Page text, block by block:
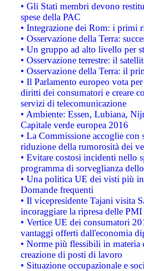
• Gli Stati membri devono
spese della PAC
• Integrazione dei Rom: i primi
• Osservazione della Terra:
• Un gruppo ad alto livello per
• Osservazione terrestre: il
• Osservazione della Terra: il
• Il Parlamento europeo vota
diritti dei consumatori e creare
servizi di telecomunicazione
• Ambiente: Essen, Lubiana,
Capitale verde europea 2016
• La Commissione accoglie
riduzione della rumorosità dei
• Evitare costosi incidenti nello
programma di sorveglianza
• Una politica UE dei visti più
Domande frequenti
• Il vicepresidente Tajani visita
incoraggiare la ripresa delle
• Vertice UE dei consumatori
vantaggi offerti dall'economia
• Norme più flessibili in materia
creazione di posti di lavoro
• Situazione occupazionale e